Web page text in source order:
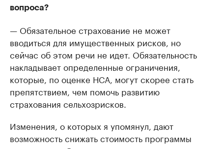
вопроса?
— Обязательное страхование не может
вводиться для имущественных рисков, но
сейчас об этом речи не идет. Обязательность
накладывает определенные ограничения,
которые, по оценке НСА, могут скорее стать
препятствием, чем помочь развитию
страхования сельхозрисков.
Изменения, о которых я упомянул, дают
возможность снижать стоимость программы